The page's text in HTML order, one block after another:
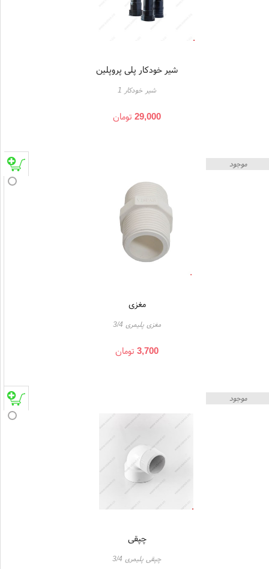
شیر خودکار پلی پروپلین
شیر خودکار 1
29,000تومان
موجود
مغزی
مغزی پلیمری 3/4
3,700تومان
موجود
چپقی
چپقی پلیمری 3/4